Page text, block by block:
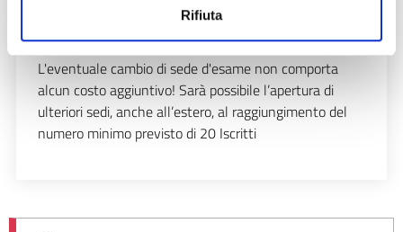
Rifiuta
Sessione di Settembre/Ottobre
L'eventuale cambio di sede d'esame non comporta
alcun costo aggiuntivo! Sarà possibile l’apertura di
ulteriori sedi, anche all’estero, al raggiungimento del
numero minimo previsto di 20 Iscritti